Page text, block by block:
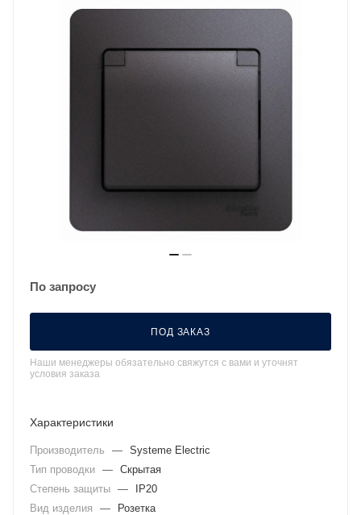
По запросу
ПОД ЗАКАЗ
Наши менеджеры обязательно свяжутся с вами и уточнят
условия заказа
Характеристики
Производитель — Systeme Electric
Тип проводки — Скрытая
Степень защиты —
IP20
Вид изделия
— Розетка